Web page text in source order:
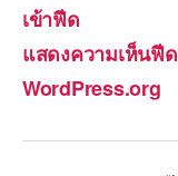
เข้าฟีด
แสดงความเห็นฟีด
WordPress.org